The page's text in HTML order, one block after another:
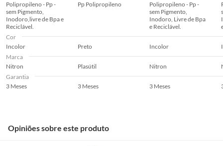
Polipropileno - Pp -
sem Pigmento,
Inodoro,livre de Bpa e
Reciclável.
Pp Polipropileno
Polipropileno - Pp -
sem Pigmento,
Inodoro, Livre de Bpa
e Reciclável.
Cor
Incolor
Preto Incolor
Marca
Nitron
Plasútil Nitron
Garantia
3 Meses
3 Meses 3 Meses
Opiniões sobre este produto